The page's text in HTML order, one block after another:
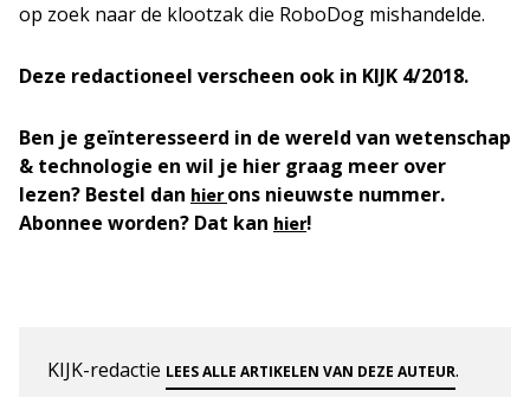
op zoek naar de klootzak die RoboDog mishandelde.
Deze redactioneel verscheen ook in KIJK 4/2018.
Ben je geïnteresseerd in de wereld van wetenschap
& technologie en wil je hier graag meer over
lezen? Bestel dan hierons nieuwste nummer.
Abonnee worden? Dat kan hier!
KIJK-redactie LEES ALLE ARTIKELEN VAN DEZE AUTEUR.